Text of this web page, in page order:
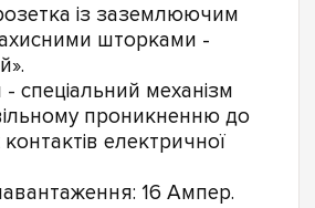
із заземлюючим
шторками -
спеціальний механізм
проникненню до
електричної
16 Ампер.